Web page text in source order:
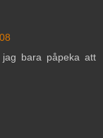
bara påpeka att